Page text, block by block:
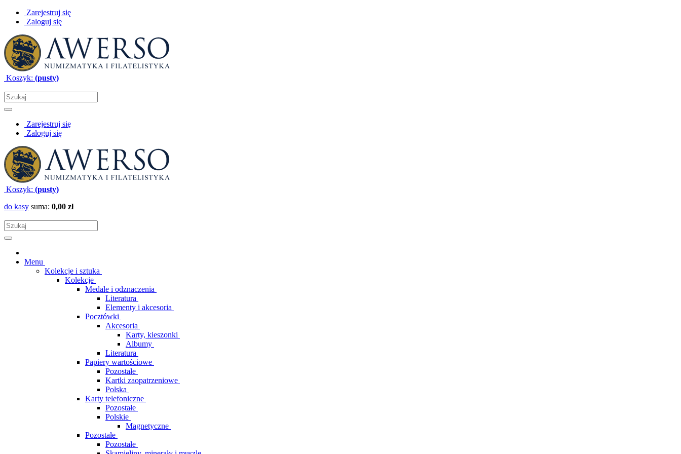
Zarejestruj się
Zaloguj się
Koszyk: (pusty)
Zarejestruj się
Zaloguj się
Koszyk: (pusty)
do kasy suma: 0,00 zł
Menu
Kolekcje i sztuka
Kolekcje
Medale i odznaczenia
Literatura
Elementy i akcesoria
Pocztówki
Akcesoria
Karty, kieszonki
Albumy
Literatura
Papiery wartościowe
Pozostałe
Kartki zaopatrzeniowe
Polska
Karty telefoniczne
Pozostałe
Polskie
Magnetyczne
Pozostałe
Pozostałe